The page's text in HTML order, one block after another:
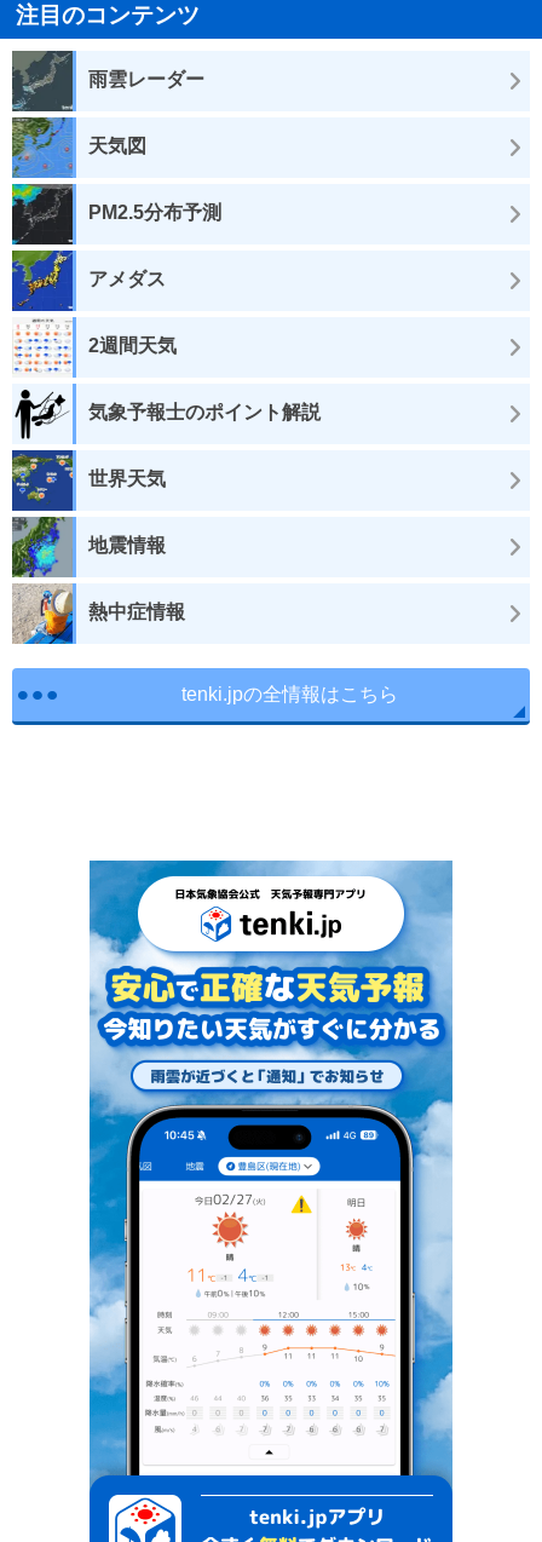
注目のコンテンツ
雨雲レーダー
天気図
PM2.5分布予測
アメダス
2週間天気
気象予報士のポイント解説
世界天気
地震情報
熱中症情報
tenki.jpの全情報はこちら